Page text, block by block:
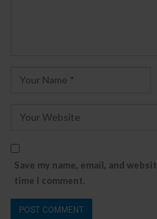
Save my name, email, and
time I comment.